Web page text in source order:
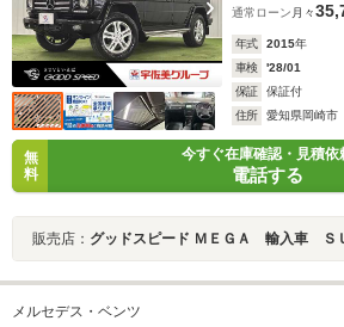
通常ローン 月々
年式 2015年
車検
'28/01
保証
保証付
住所
愛知県岡崎市
無
料
今すぐ在庫確認・見積依
電話する
販売店： グッドスピード ＭＥＧＡ 輸入車 Ｓ
メルセデス・ベンツ